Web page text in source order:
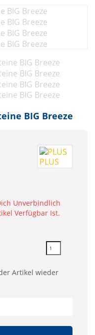
BIG Breeze
Unverbindlich
Verfügbar Ist.
Artikel wieder